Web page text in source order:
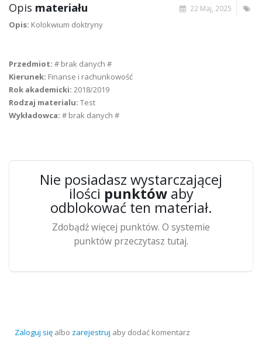
22 Maj, 2025
Opis materiału
Opis: Kolokwium doktryny
Przedmiot: # brak danych #
Kierunek: Finanse i rachunkowość
Rok akademicki: 2018/2019
Rodzaj materialu: Test
Wykładowca: # brak danych #
Nie posiadasz wystarczającej
ilości punktówaby
odblokować ten materiał.
Zdobądź więcej punktów. O systemie
punktów przeczytasz tutaj.
Zaloguj się albo zarejestruj aby dodać komentarz